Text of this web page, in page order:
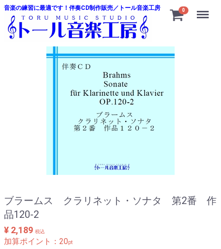
音楽の練習に最適です！伴奏CD制作販売／トール音楽工房 0 Menu
ブラームス クラリネット・ソナタ 第2番 作
品120-2
¥ 2,189 税込
加算ポイント： 20pt